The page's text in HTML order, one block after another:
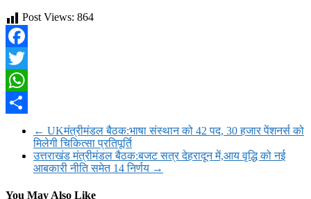
Post Views: 864
Facebook
Twitter
WhatsApp
← UKमंत्रीमंडल बैठक:भाषा संस्थान को 42 पद, 30 हजार पेंशनर्स को
मिलेगी चिकित्सा प्रतिपूर्ति
उत्तराखंड मंत्रीमंडल बैठक:बजट सत्र देहरादून में,आय वृद्धि को नई
आबकारी नीति समेत 14 निर्णय →
You May Also Like